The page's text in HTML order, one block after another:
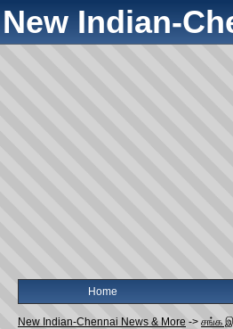
New Indian-
Home
New Indian-Chennai News & More -> சங்க